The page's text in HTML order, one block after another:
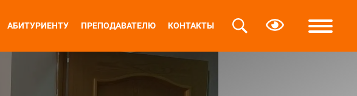
АБИТУРИЕНТУ ПРЕПОДАВАТЕЛЮ КОНТАКТЫ